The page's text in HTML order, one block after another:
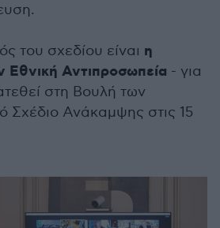
του σχεδίου είναι η
Εθνική Αντιπροσωπεία - για
στη Βουλή των
Σχέδιο Ανάκαμψης στις 15